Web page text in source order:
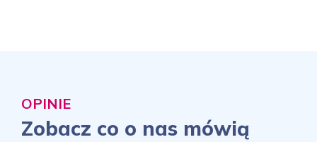
OPINIE
Zobacz co o nas mówią